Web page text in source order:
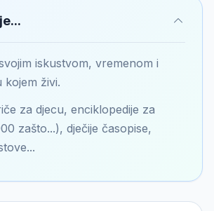
iskustvom, vremenom i
kojem živi.
za djecu, enciklopedije za
zašto...), dječije časopise,